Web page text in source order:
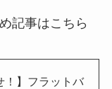
記事はこちら
！】フラットバ